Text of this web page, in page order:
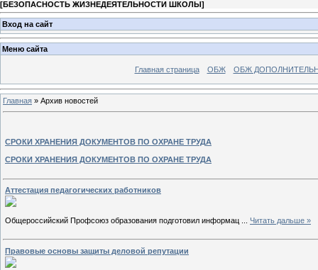
[БЕЗОПАСНОСТЬ ЖИЗНЕДЕЯТЕЛЬНОСТИ ШКОЛЫ]
Вход на сайт
Меню сайта
Главная страница ОБЖ ОБЖ
Главная » Архив новостей
СРОКИ ХРАНЕНИЯ ДОКУМЕНТОВ ПО ОХРАНЕ ТРУДА
СРОКИ ХРАНЕНИЯ ДОКУМЕНТОВ ПО ОХРАНЕ ТРУДА
Аттестация педагогических работников
Общероссийский Профсоюз образования подготовил информац Читать дальше »
Правовые основы защиты деловой репутации